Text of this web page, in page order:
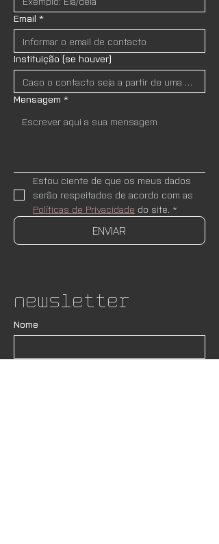
Email *
Instituição (se houver)
Mensagem *
Estou ciente de que os meus dados
Políticas de Privacidade do site. *
ENVIAR
Newsletter
Nome